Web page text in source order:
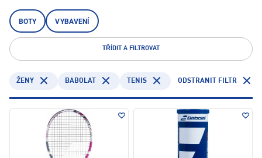
BOTY VYBAVENÍ
TŘÍDIT A FILTROVAT
ŽENY BABOLAT TENIS ODSTRANIT FILTR